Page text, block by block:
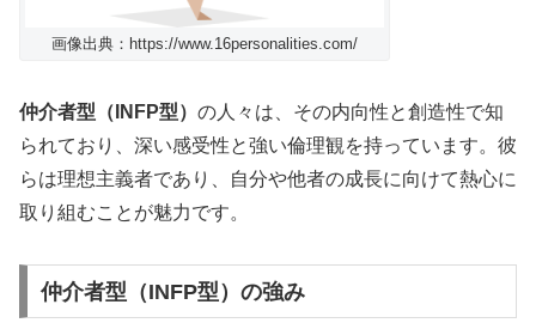
画像出典：https://www.16personalities.com/
仲介者型（INFP型） の人々は、その内向性と創造性で知
られており、深い感受性と強い倫理観を持っています。彼
らは理想主義者であり、自分や他者の成長に向けて熱心に
取り組むことが魅力です。
仲介者型（INFP型）の強み